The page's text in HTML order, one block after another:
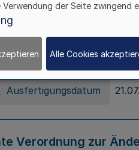
Ausfertigungsdatum
zur Änderung des
Ausfertigungsdatum
Verordnung zur
der Seite zwingend
Alle Cookies